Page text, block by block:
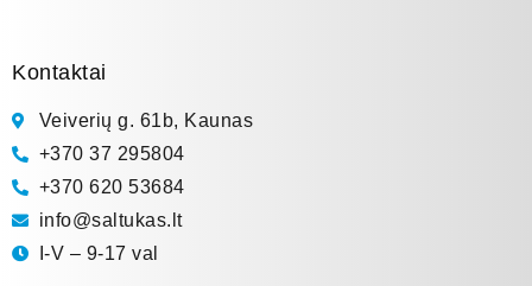
Kontaktai
Veiverių g. 61b, Kaunas
+370 37 295804
+370 620 53684
info@saltukas.lt
I-V – 9-17 val